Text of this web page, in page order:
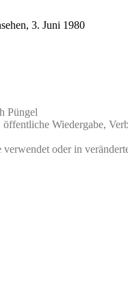
3. Juni 1980
Püngel
Wiedergabe,
oder in